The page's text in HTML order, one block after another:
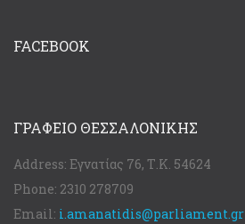
FACEBOOK
ΓΡΑΦΕΊΟ ΘΕΣΣΑΛΟΝΊΚΗΣ
Address: Εγνατίας 76, Τ.Κ. 54624
Phone: 2310 278709
Email: i.amanatidis@parliament.gr